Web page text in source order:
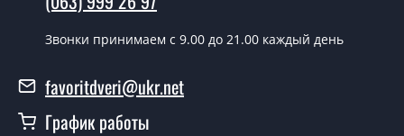
Да можно.
У вас есть в наличии готовые двери
Да, мы имеем большой ассортимент готовых входных
дверей.
Звонки принимаем c 9.00 до 21.00 каждый день
favoritdveri@ukr.net
График работы